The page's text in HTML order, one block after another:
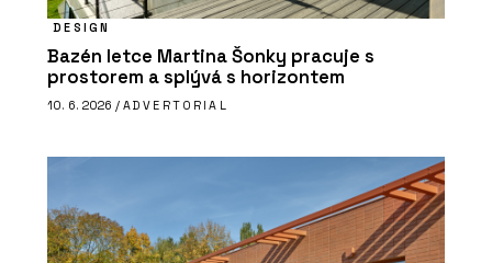
DESIGN
Bazén letce Martina Šonky pracuje s
prostorem a splývá s horizontem
10. 6. 2026 / ADVERTORIAL